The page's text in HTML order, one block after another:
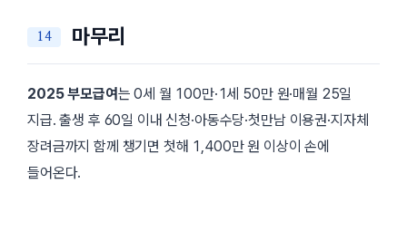
마무리
2025 부모급여는 0세 월 100만·1세 50만 원·매월 25일
지급. 출생 후 60일 이내 신청·아동수당·첫만남 이용권·지자체
장려금까지 함께 챙기면 첫해 1,400만 원 이상이 손에
들어온다.